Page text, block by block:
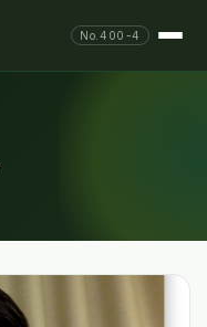
No.400-4